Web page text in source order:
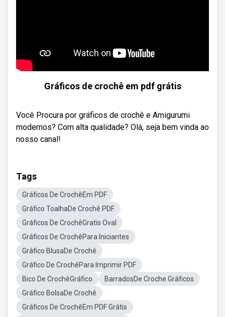
Gráficos de crochê em pdf grátis
Você Procura por gráficos de crochê e Amigurumi
modernos? Com alta qualidade? Olá, seja bem vinda ao
nosso canal!
Tags
Gráficos De CrochêEm PDF
Gráfico ToalhaDe Crochê PDF
Gráficos De CrochêGratis Oval
Gráficos De CrochêPara Iniciantes
Gráfico BlusaDe Crochê
Gráfico De CrochêPara Imprimir PDF
Bico De CrochêGráfico
BarradosDe Croche Gráficos
Gráfico BolsaDe Crochê
Gráficos De CrochêEm PDF Grátis